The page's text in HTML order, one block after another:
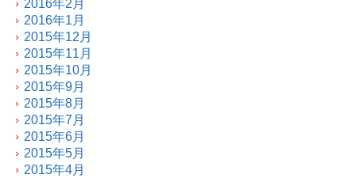
2016年2月
2016年1月
2015年12月
2015年11月
2015年10月
2015年9月
2015年8月
2015年7月
2015年6月
2015年5月
2015年4月